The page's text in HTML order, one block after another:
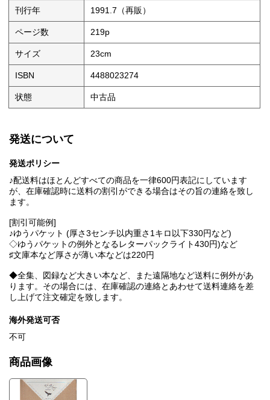
刊行年 1991.7（再販）
ページ数 219p
サイズ 23cm
ISBN 4488023274
状態 中古品
発送について
発送ポリシー
♪配送料はほとんどすべての商品を一律600円表記にしています
が、在庫確認時に送料の割引ができる場合はその旨の連絡を致し
ます。
[割引可能例]
♪ゆうパケット (厚さ3センチ以内重さ1キロ以下330円など)
◇ゆうパケットの例外となるレターパックライト430円)など
♯文庫本など厚さが薄い本などは220円
◆全集、図録など大きい本など、また遠隔地など送料に例外があ
ります。その場合には、在庫確認の連絡とあわせて送料連絡を差
し上げて注文確定を致します。
海外発送可否
不可
商品画像